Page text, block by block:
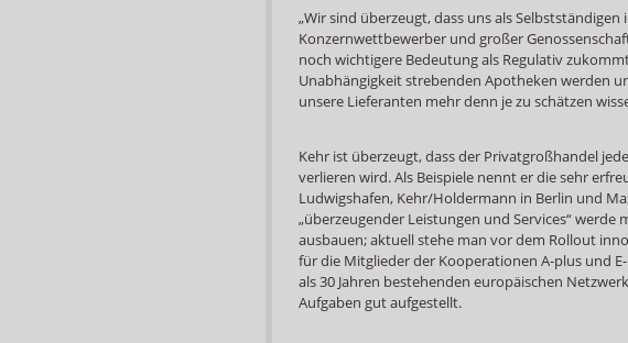
„Wir sind überzeugt, dass uns als
Konzernwettbewerber und großer
noch wichtigere Bedeutung als Regulativ
Unabhängigkeit strebenden Apotheken werden
unsere Lieferanten mehr denn je zu schätzen
Kehr ist überzeugt, dass der Privatgroßhandel
verlieren wird. Als Beispiele nennt er die sehr
Ludwigshafen, Kehr/Holdermann in Berlin und
„überzeugender Leistungen und Services“ werde
ausbauen; aktuell stehe man vor dem Rollout
für die Mitglieder der Kooperationen A-plus und
als 30 Jahren bestehenden europäischen
Aufgaben gut aufgestellt.